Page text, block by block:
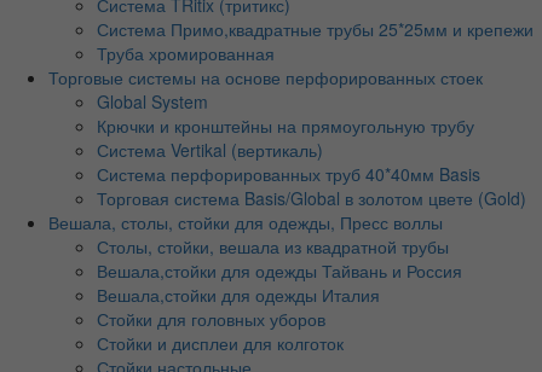
Система Примо,квадратные трубы 25*25мм и крепежи
Труба хромированная
Торговые системы на основе перфорированных стоек
Global System
Крючки и кронштейны на прямоугольную трубу
Система Vertikal (вертикаль)
Система перфорированных труб 40*40мм Basis
Торговая система Basis/Global в золотом цвете (Gold)
Вешала, столы, стойки для одежды, Пресс воллы
Столы, стойки, вешала из квадратной трубы
Вешала,стойки для одежды Тайвань и Россия
Вешала,стойки для одежды Италия
Стойки для головных уборов
Стойки и дисплеи для колготок
Стойки настольные